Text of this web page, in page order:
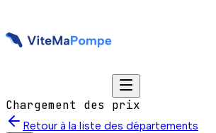
Chargement des prix
Retour à la liste des départements